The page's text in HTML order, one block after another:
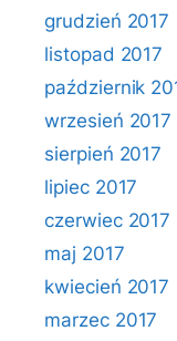
grudzień 2017
listopad 2017
październik
wrzesień 2017
sierpień 2017
lipiec 2017
czerwiec 2017
maj 2017
kwiecień 2017
marzec 2017